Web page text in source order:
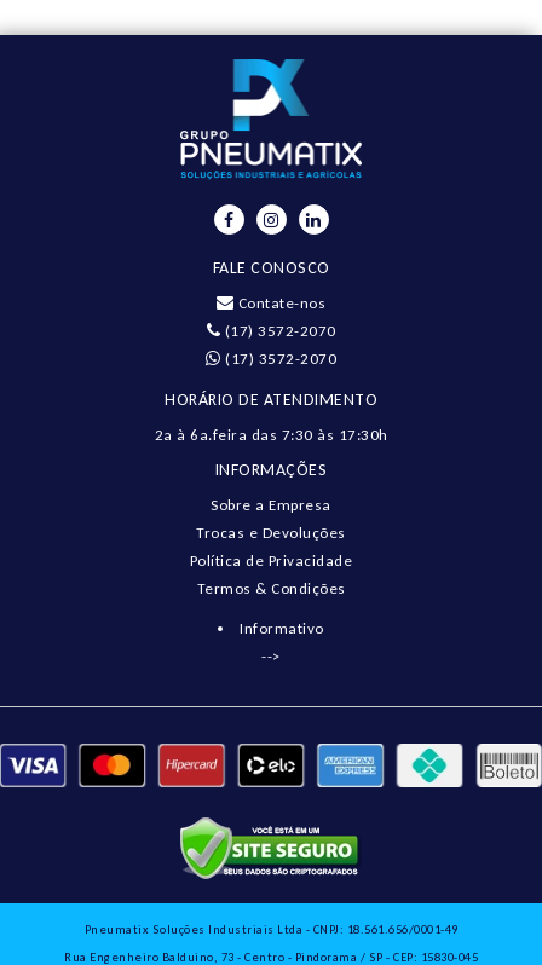
FALE CONOSCO
Contate-nos
(17) 3572-2070
(17) 3572-2070
HORÁRIO DE ATENDIMENTO
2a à 6a.feira das 7:30 às 17:30h
INFORMAÇÕES
Sobre a Empresa
Trocas e Devoluções
Política de Privacidade
Termos & Condições
Informativo
-->
Pneumatix Soluções Industriais Ltda - CNPJ: 18.561.656/0001-49
Rua Engenheiro Balduino, 73 - Centro - Pindorama / SP - CEP: 15830-045